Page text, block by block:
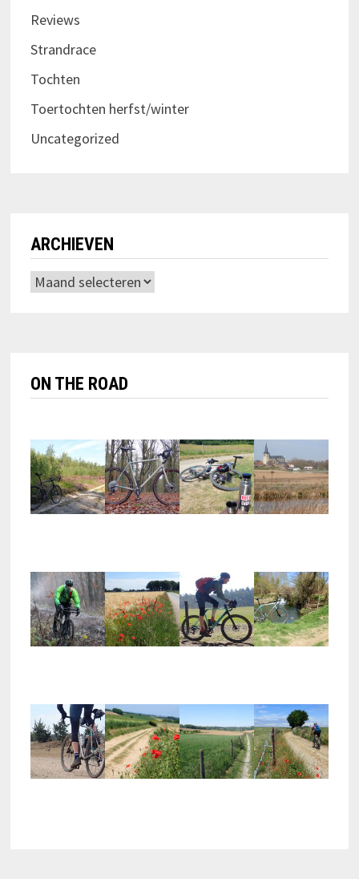
Reviews
Strandrace
Tochten
Toertochten herfst/winter
Uncategorized
ARCHIEVEN
Archieven
ON THE ROAD